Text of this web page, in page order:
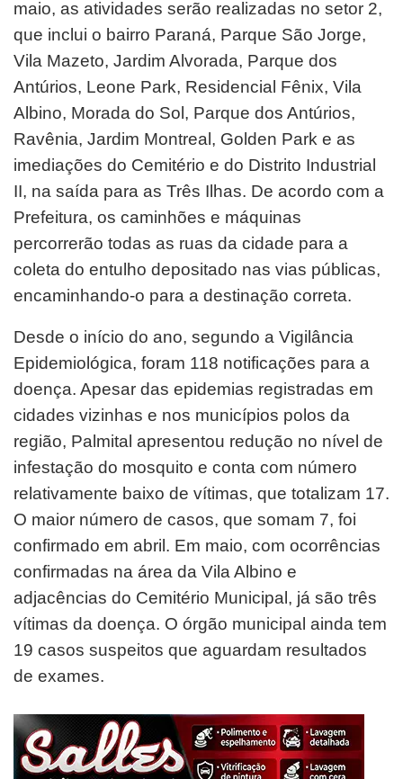
maio, as atividades serão realizadas no setor 2,
que inclui o bairro Paraná, Parque São Jorge,
Vila Mazeto, Jardim Alvorada, Parque dos
Antúrios, Leone Park, Residencial Fênix, Vila
Albino, Morada do Sol, Parque dos Antúrios,
Ravênia, Jardim Montreal, Golden Park e as
imediações do Cemitério e do Distrito Industrial
II, na saída para as Três Ilhas. De acordo com a
Prefeitura, os caminhões e máquinas
percorrerão todas as ruas da cidade para a
coleta do entulho depositado nas vias públicas,
encaminhando-o para a destinação correta.
Desde o início do ano, segundo a Vigilância
Epidemiológica, foram 118 notificações para a
doença. Apesar das epidemias registradas em
cidades vizinhas e nos municípios polos da
região, Palmital apresentou redução no nível de
infestação do mosquito e conta com número
relativamente baixo de vítimas, que totalizam 17.
O maior número de casos, que somam 7, foi
confirmado em abril. Em maio, com ocorrências
confirmadas na área da Vila Albino e
adjacências do Cemitério Municipal, já são três
vítimas da doença. O órgão municipal ainda tem
19 casos suspeitos que aguardam resultados
de exames.